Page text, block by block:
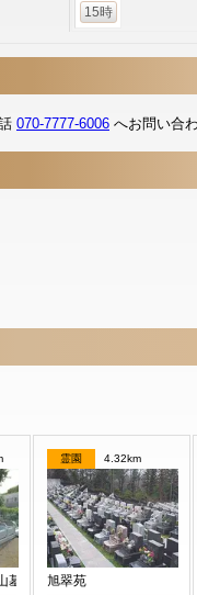
15時
070-7777-6006 へお問い合
地
霊園 4.32km
旭翠苑